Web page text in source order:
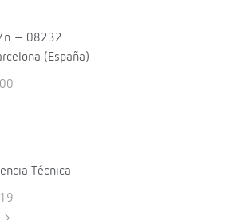
n – 08232
(España)
Técnica